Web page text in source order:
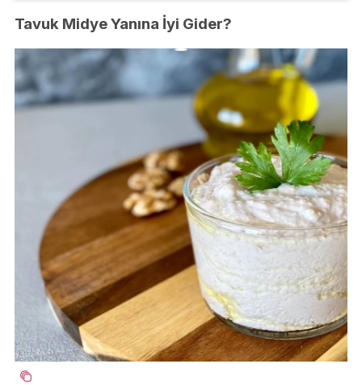
Tavuk Midye Yanına İyi Gider?